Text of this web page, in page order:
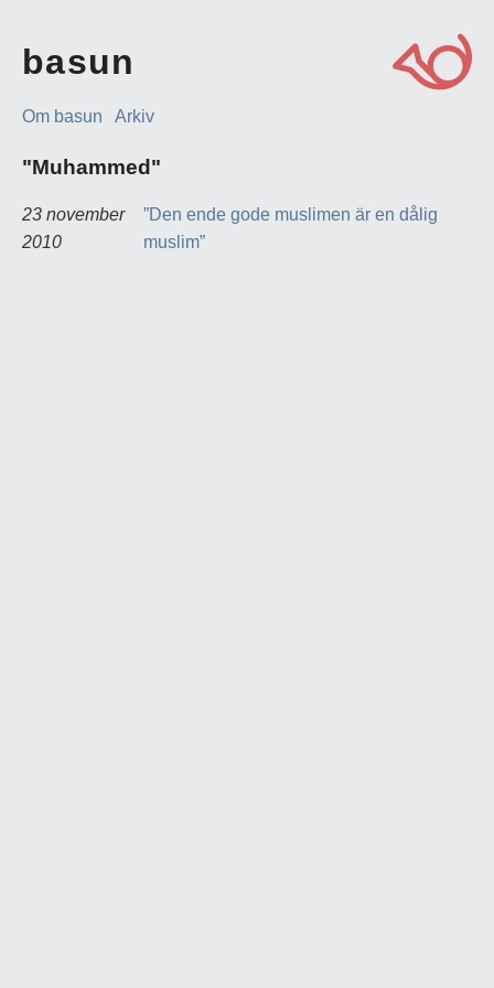
basun
Om basun Arkiv
"Muhammed"
23 november
2010
”Den ende gode muslimen är en dålig
muslim”